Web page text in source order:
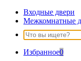
Входные двери
Межкомнатные
Избранное0